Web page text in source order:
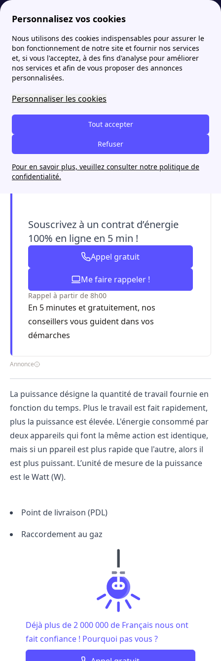
Personnalisez vos cookies
Nous utilisons des cookies indispensables pour assurer le
bon fonctionnement de notre site et fournir nos services
et, si vous l'acceptez, à des fins d'analyse pour améliorer
nos services et afin de vous proposer des annonces
personnalisées.
Personnaliser les cookies
Tout accepter
Refuser
Pour en savoir plus, veuillez consulter notre politique de
confidentialité.
Fournisseur-Energie More Lexique de l'énergie : définitions de P à R Puissance
Puissance
Souscrivez à un contrat d’énergie
100% en ligne en 5 min !
Appel gratuit
Me faire rappeler !
Rappel à partir de 8h00
En 5 minutes et gratuitement, nos
conseillers vous guident dans vos
démarches
Annonce
La puissance désigne la quantité de travail fournie en
fonction du temps. Plus le travail est fait rapidement,
plus la puissance est élevée. L'énergie consommé par
deux appareils qui font la même action est identique,
mais si un ppareil est plus rapide que l'autre, alors il
est plus puissant. L’unité de mesure de la puissance
est le Watt (W).
Point de livraison (PDL)
Raccordement au gaz
Déjà plus de 2 000 000 de Français nous ont
fait confiance ! Pourquoi pas vous ?